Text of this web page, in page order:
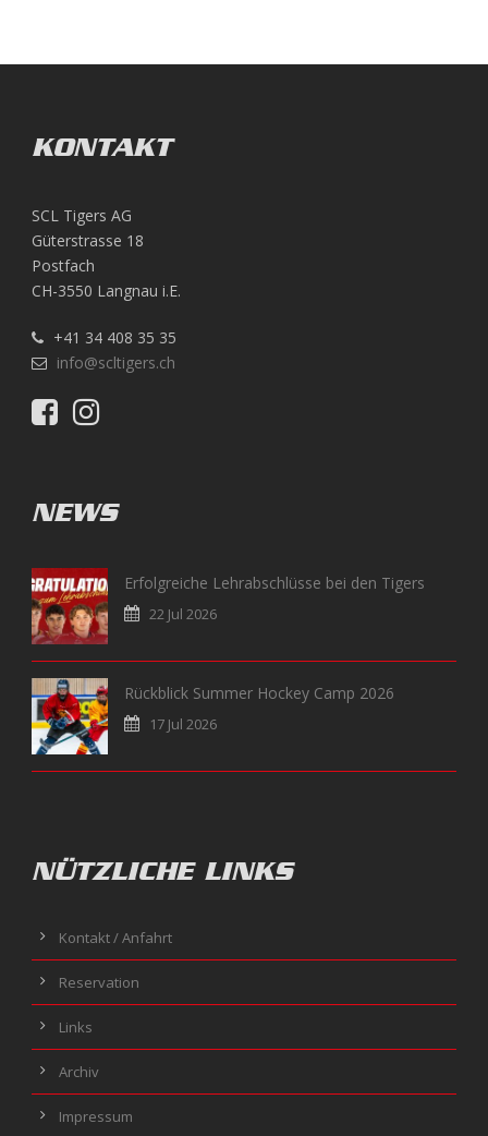
KONTAKT
SCL Tigers AG
Güterstrasse 18
Postfach
CH-3550 Langnau i.E.
+41 34 408 35 35
info@scltigers.ch
NEWS
Erfolgreiche Lehrabschlüsse bei den Tigers
22 Jul 2026
Rückblick Summer Hockey Camp 2026
17 Jul 2026
NÜTZLICHE LINKS
Kontakt / Anfahrt
Reservation
Links
Archiv
Impressum